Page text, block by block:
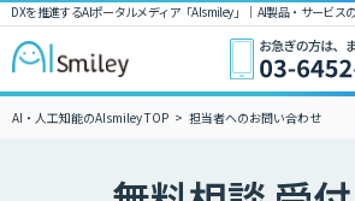
DXを推進するAIポータルメディア「AIsmiley」｜ AI製品・サービス
AI・人工知能のAIsmiley TOP 担当者へのお問い合わせ